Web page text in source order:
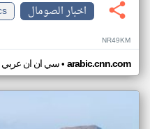
اخبار الصومال
NR49KM
سي ان ان عربي• arabic.cnn.com